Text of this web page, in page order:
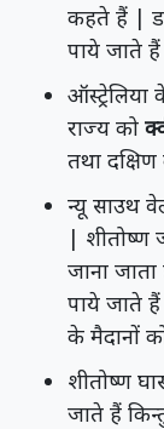
कहते हैं |
पाये जाते
ऑस्ट्रेलिया
राज्य को
तथा
न्यू साउथ
| शीतोष्ण
जाना
पाये जाते
के मैदानों
शीतोष्ण
जाते हैं